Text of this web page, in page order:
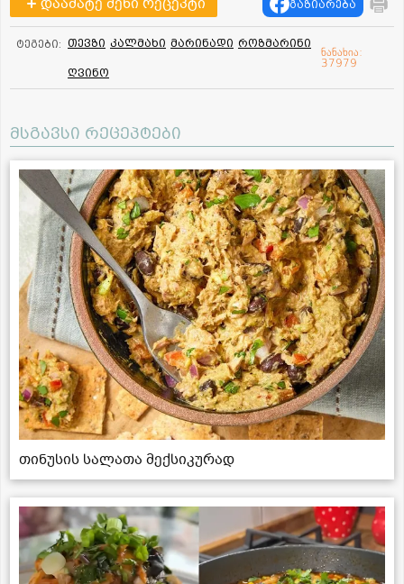
გაზიარება
ტეგები: თევზი კალმახი მარინადი როზმარინი
ღვინო
ნანახია:
37979
მსგავსი რეცეპტები
თინუსის სალათა მექსიკურად